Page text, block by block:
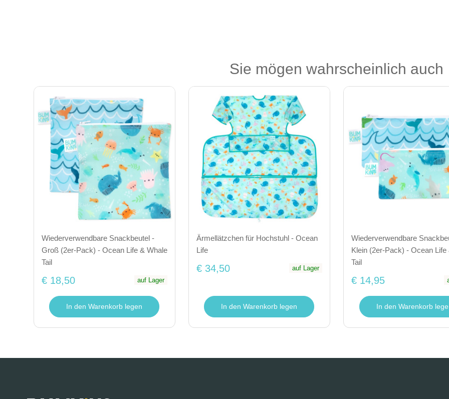
Sie mögen wahrscheinlich auch
Wiederverwendbare Snackbeutel -
Groß (2er-Pack) - Ocean Life & Whale
Tail
€ 18,50 auf Lager
In den Warenkorb legen
Ärmellätzchen für Hochstuhl - Ocean
Life
€ 34,50 auf Lager
In den Warenkorb legen
Wiederverwendbare
Klein (2er-Pack) - Ocean Life
Tail
€ 14,95
In den Warenkorb